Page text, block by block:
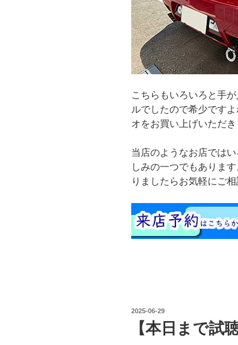
こちらもいろいろと手
ルでしたので希少です
オをお買い上げいただき
当店のようなお店では
しみの一つでもありま
りましたらお気軽にご相
投
2025-06-29
【本日まで試